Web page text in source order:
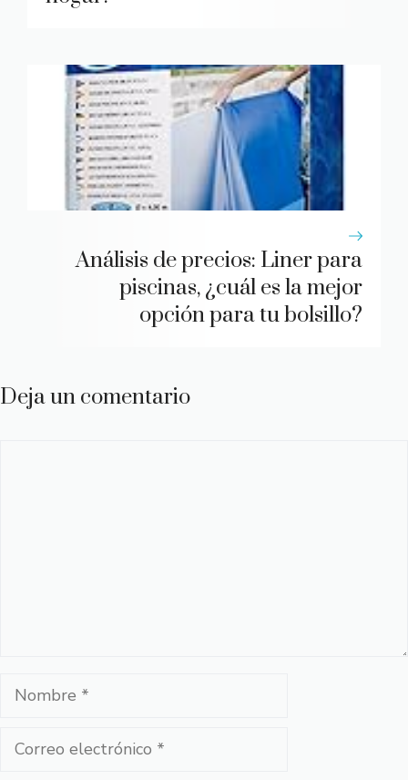
Análisis de precios: Liner para
piscinas, ¿cuál es la mejor
opción para tu bolsillo?
Deja un comentario
Nombre
Correo